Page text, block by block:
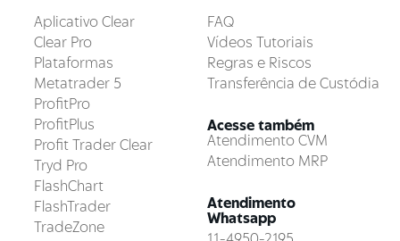
Aplicativo Clear
Clear Pro
Plataformas
Metatrader 5
ProfitPro
ProfitPlus
Profit Trader Clear
Tryd Pro
FlashChart
FlashTrader
TradeZone
FAQ
Vídeos Tutoriais
Regras e Riscos
Transferência de Custódia
Acesse também
Atendimento CVM
Atendimento MRP
Atendimento
Whatsapp